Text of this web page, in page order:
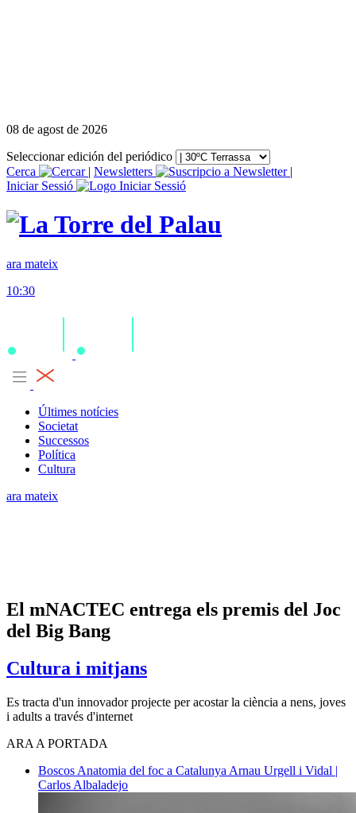
08 de agost de 2026
Seleccionar edición del periódico
Cerca
| Newsletters
|
Iniciar Sessió
ara mateix
10:30
Últimes notícies
Societat
Successos
Política
Cultura
ara mateix
El mNACTEC entrega els premis del Joc
del Big Bang
Cultura i mitjans
Es tracta d'un innovador projecte per acostar la ciència a nens, joves
i adults a través d'internet
ARA A PORTADA
Boscos Anatomia del foc a Catalunya Arnau Urgell i Vidal |
Carlos Albaladejo